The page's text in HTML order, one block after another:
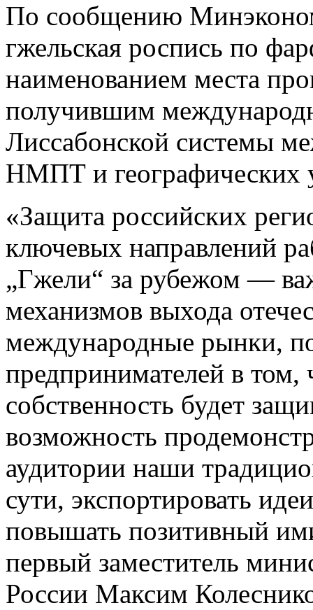
По сообщению
гжельская роспись по
наименованием места
получившим
Лиссабонской системы
НМПТ и географических
«Защита российских
ключевых направлений
„Гжели“ за рубежом —
механизмов выхода
международные рынки,
предпринимателей в том,
собственность будет
возможность
аудитории наши
сути, экспортировать
повышать позитивный
первый заместитель
России Максим